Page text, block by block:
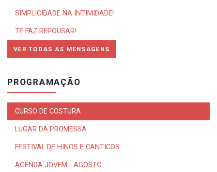
SIMPLICIDADE NA INTIMIDADE!
TE FAZ REPOUSAR!
VER TODAS AS MENSAGENS
PROGRAMAÇÃO
CURSO DE COSTURA
LUGAR DA PROMESSA
FESTIVAL DE HINOS E CANTICOS
AGENDA JOVEM - AGOSTO